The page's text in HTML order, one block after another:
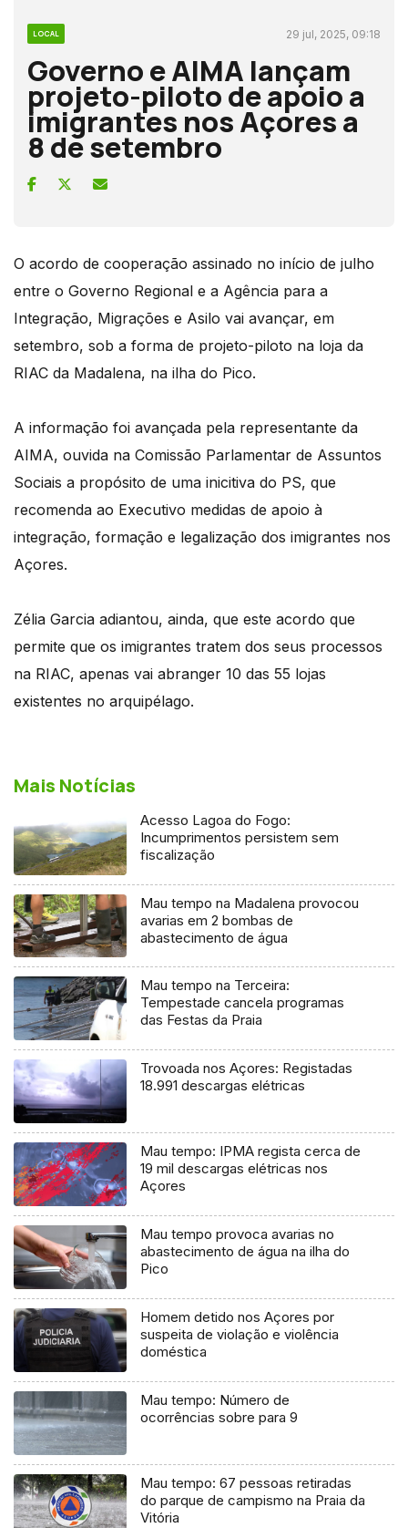
LOCAL 29 jul, 2025, 09:18
Governo e AIMA lançam
projeto-piloto de apoio a
imigrantes nos Açores a
8 de setembro
O acordo de cooperação assinado no início de julho
entre o Governo Regional e a Agência para a
Integração, Migrações e Asilo vai avançar, em
setembro, sob a forma de projeto-piloto na loja da
RIAC da Madalena, na ilha do Pico.
A informação foi avançada pela representante da
AIMA, ouvida na Comissão Parlamentar de Assuntos
Sociais a propósito de uma inicitiva do PS, que
recomenda ao Executivo medidas de apoio à
integração, formação e legalização dos imigrantes nos
Açores.
Zélia Garcia adiantou, ainda, que este acordo que
permite que os imigrantes tratem dos seus processos
na RIAC, apenas vai abranger 10 das 55 lojas
existentes no arquipélago.
Mais Notícias
Acesso Lagoa do Fogo:
Incumprimentos persistem sem
fiscalização
Mau tempo na Madalena provocou
avarias em 2 bombas de
abastecimento de água
Mau tempo na Terceira:
Tempestade cancela programas
das Festas da Praia
Trovoada nos Açores: Registadas
18.991 descargas elétricas
Mau tempo: IPMA regista cerca de
19 mil descargas elétricas nos
Açores
Mau tempo provoca avarias no
abastecimento de água na ilha do
Pico
Homem detido nos Açores por
suspeita de violação e violência
doméstica
Mau tempo: Número de
ocorrências sobre para 9
Mau tempo: 67 pessoas retiradas
do parque de campismo na Praia da
Vitória